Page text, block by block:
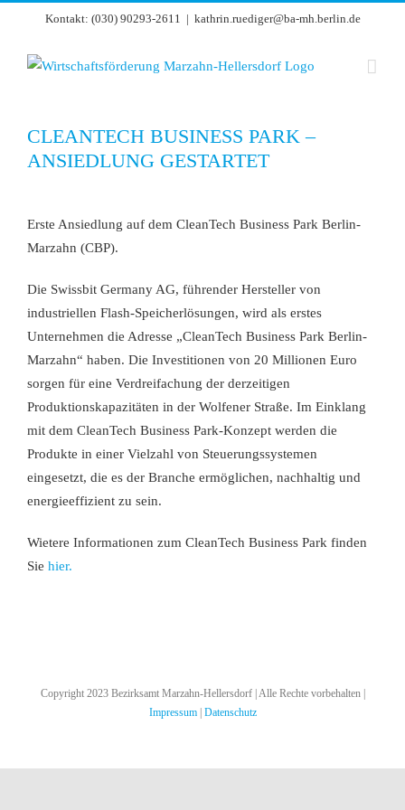
springen
Kontakt: (030) 90293-2611 | kathrin.ruediger@ba-mh.berlin.de
CLEANTECH BUSINESS PARK –
ANSIEDLUNG GESTARTET
grösseres
Bild
Erste Ansiedlung auf dem CleanTech Business Park Berlin-
Marzahn (CBP).
Die Swissbit Germany AG, führender Hersteller von
industriellen Flash-Speicherlösungen, wird als erstes
Unternehmen die Adresse „CleanTech Business Park Berlin-
Marzahn“ haben. Die Investitionen von 20 Millionen Euro
sorgen für eine Verdreifachung der derzeitigen
Produktionskapazitäten in der Wolfener Straße. Im Einklang
mit dem CleanTech Business Park-Konzept werden die
Produkte in einer Vielzahl von Steuerungssystemen
eingesetzt, die es der Branche ermöglichen, nachhaltig und
energieeffizient zu sein.
Wietere Informationen zum CleanTech Business Park finden
Sie hier.
Copyright 2023 Bezirksamt Marzahn-Hellersdorf | Alle Rechte vorbehalten |
Impressum| Datenschutz